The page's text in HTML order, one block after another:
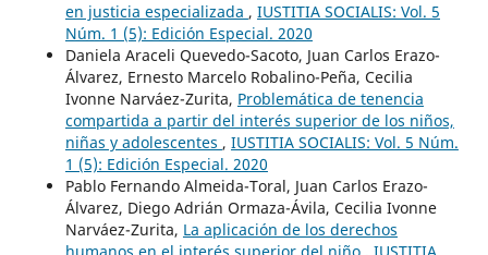
en justicia especializada , IUSTITIA SOCIALIS: Vol. 5
Núm. 1 (5): Edición Especial. 2020
Daniela Araceli Quevedo-Sacoto, Juan Carlos Erazo-
Álvarez, Ernesto Marcelo Robalino-Peña, Cecilia
Ivonne Narváez-Zurita, Problemática de tenencia
compartida a partir del interés superior de los niños,
niñas y adolescentes , IUSTITIA SOCIALIS: Vol. 5 Núm.
1 (5): Edición Especial. 2020
Pablo Fernando Almeida-Toral, Juan Carlos Erazo-
Álvarez, Diego Adrián Ormaza-Ávila, Cecilia Ivonne
Narváez-Zurita, La aplicación de los derechos